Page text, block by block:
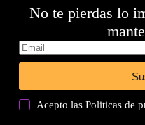
No te pierdas lo
Acepto lasPoliticas de